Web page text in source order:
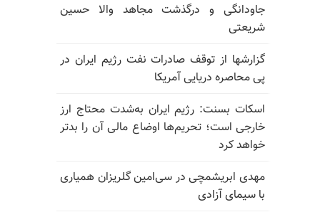
جاودانگی و درگذشت مجاهد والا حسین
شریعتی
گزارشها از توقف صادرات نفت رژیم ایران در
پی محاصره دریایی آمریکا
اسکات بسنت: رژیم ایران به‌شدت محتاج ارز
خارجی است؛ تحریم‌ها اوضاع مالی آن را بدتر
خواهد کرد
مهدی ابریشمچی در سی‌امین گلریزان همیاری
با سیمای آزادی